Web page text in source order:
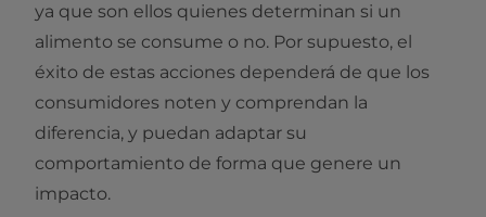
ya que son ellos quienes determinan si un
alimento se consume o no. Por supuesto, el
éxito de estas acciones dependerá de que los
consumidores noten y comprendan la
diferencia, y puedan adaptar su
comportamiento de forma que genere un
impacto.